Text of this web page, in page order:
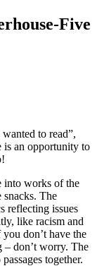
Five
to read”,
is an opportunity to
into works of the
snacks. The
reflecting issues
like racism and
don’t have the
– don’t worry. The
together.